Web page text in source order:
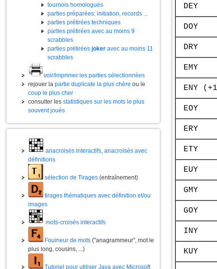
tournois homologués
parties préparées: initiation, records ...
parties prétirées techniques
parties prétirées avec au moins 9
scrabbles
parties prétirées joker avec au moins 11
scrabbles
voir/imprimer les parties sélectionnées
rejouer la partie duplicate la plus chère ou le
coup le plus cher
consulter les statistiques sur les mots le plus
souvent joués
anacroisés interactifs, anacroisés avec
définitions
sélection de Tirages (entraînement)
tirages thématiques avec définition et/ou
images
mots-croisés interactifs
Fouineur de mots ("anagrammeur", mot le
plus long, cousins, ...)
Tutoriel pour utiliser Java avec Microsoft
DEY
DOY
DRY
EMY
ENY
EOY
ERY
ETY
EUY
GMY
GOY
INY
KUY